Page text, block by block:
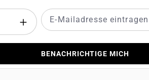
BENACHRICHTIGE MICH